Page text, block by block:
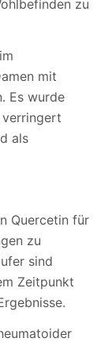
zu
mit
Es wurde
als
Quercetin für
zu
sind
Zeitpunkt